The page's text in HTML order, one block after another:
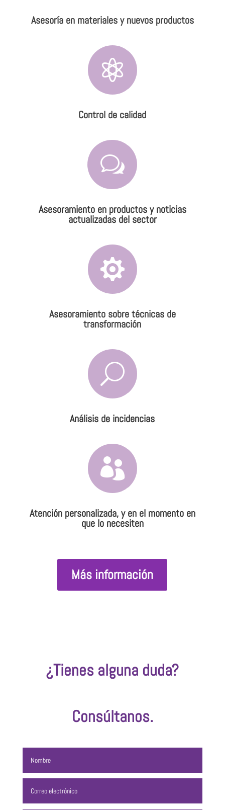
Asesoría en materiales y nuevos productos

Control de calidad
w
Asesoramiento en productos y noticias
actualizadas del sector

Asesoramiento sobre técnicas de
transformación
U
Análisis de incidencias

Atención personalizada, y en el momento en
que lo necesiten
Más información
¿Tienes alguna duda?
Consúltanos.